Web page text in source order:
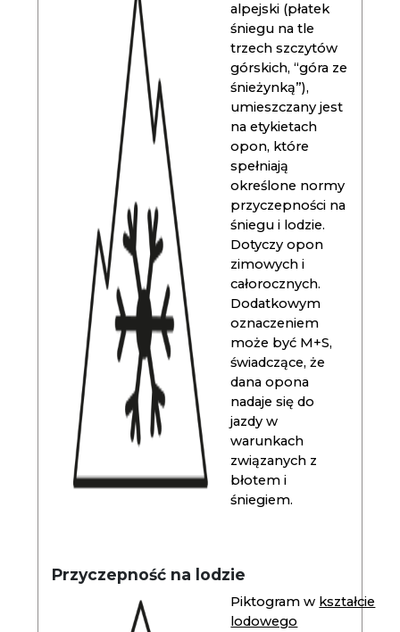
alpejski (płatek
śniegu na tle
trzech szczytów
górskich, “góra ze
śnieżynką”),
umieszczany jest
na etykietach
opon, które
spełniają
określone normy
przyczepności na
śniegu i lodzie.
Dotyczy opon
zimowych i
całorocznych.
Dodatkowym
oznaczeniem
może być M+S,
świadczące, że
dana opona
nadaje się do
jazdy w
warunkach
związanych z
błotem i
śniegiem.
Przyczepność na lodzie
Piktogram w kształcie
lodowego